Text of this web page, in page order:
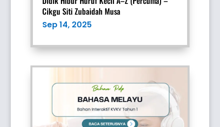
Cikgu Siti Zubaidah Musa
Sep 14, 2025